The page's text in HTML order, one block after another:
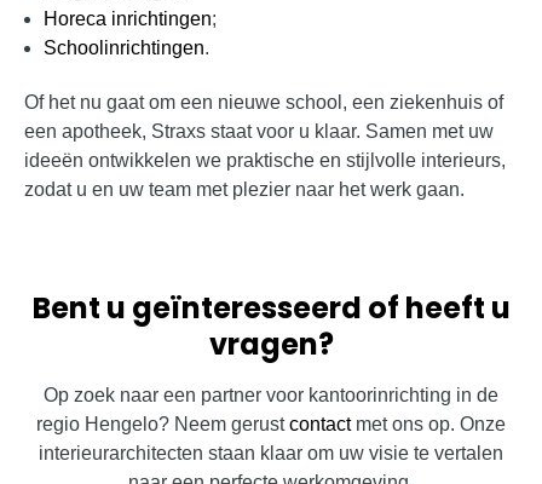
Horeca inrichtingen;
Schoolinrichtingen.
Of het nu gaat om een nieuwe school, een ziekenhuis of
een apotheek, Straxs staat voor u klaar. Samen met uw
ideeën ontwikkelen we praktische en stijlvolle interieurs,
zodat u en uw team met plezier naar het werk gaan.
Bent u geïnteresseerd of heeft u
vragen?
Op zoek naar een partner voor kantoorinrichting in de
regio Hengelo? Neem gerustcontactmet ons op. Onze
interieurarchitecten staan klaar om uw visie te vertalen